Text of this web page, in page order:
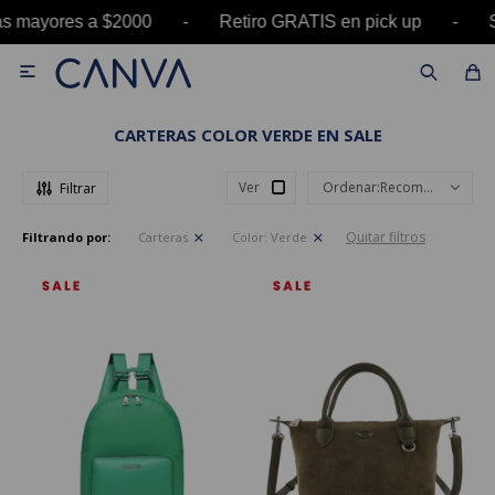
mayores a $2000 - Retiro GRATIS en pick up -

CARTERAS COLOR VERDE EN SALE
Ver Recomendados
Filtrando por: Carteras Color: Verde Quitar filtros